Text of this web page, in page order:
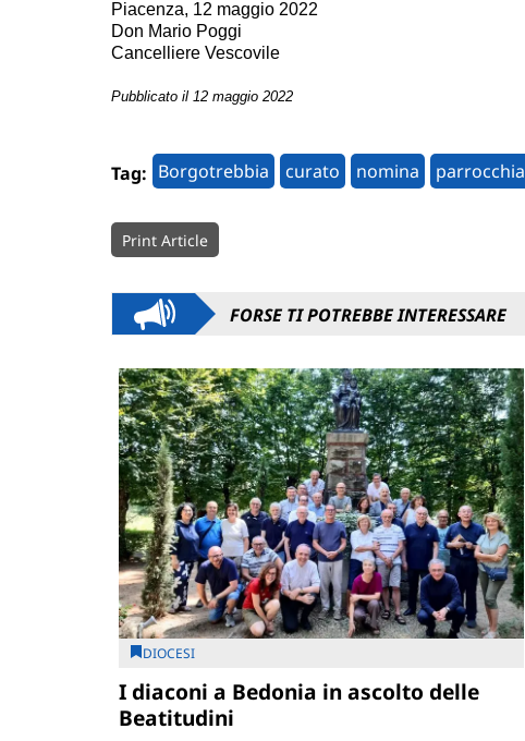
Piacenza, 12 maggio 2022
Don Mario Poggi
Cancelliere Vescovile
Pubblicato il 12 maggio 2022
Tag: Borgotrebbia curato nomina parrocchia
Print Article
FORSE TI POTREBBE INTERESSARE
DIOCESI
I diaconi a Bedonia in ascolto delle
Beatitudini